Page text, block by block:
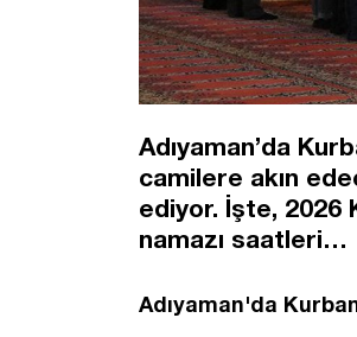
Adıyaman’da
camilere akın
ediyor. İşte, 2026
namazı saatleri…
Adıyaman'da